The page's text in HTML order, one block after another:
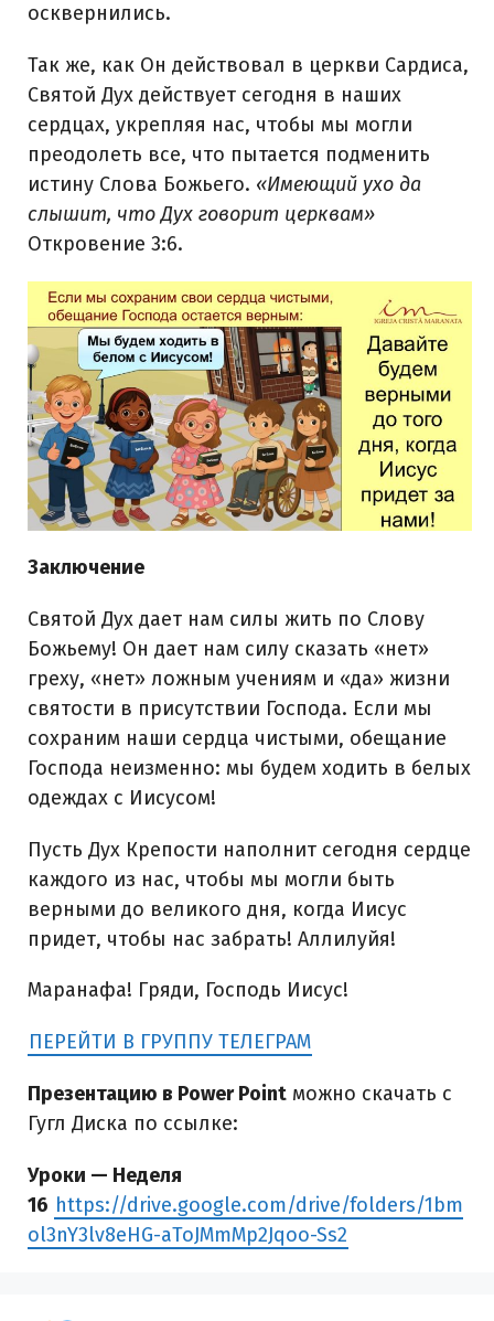
осквернились.
Так же, как Он действовал в церкви Сардиса,
Святой Дух действует сегодня в наших
сердцах, укрепляя нас, чтобы мы могли
преодолеть все, что пытается подменить
истину Слова Божьего. «Имеющий ухо да
слышит, что Дух говорит церквам»
Откровение 3:6.
Заключение
Святой Дух дает нам силы жить по Слову
Божьему! Он дает нам силу сказать «нет»
греху, «нет» ложным учениям и «да» жизни
святости в присутствии Господа. Если мы
сохраним наши сердца чистыми, обещание
Господа неизменно: мы будем ходить в белых
одеждах с Иисусом!
Пусть Дух Крепости наполнит сегодня сердце
каждого из нас, чтобы мы могли быть
верными до великого дня, когда Иисус
придет, чтобы нас забрать! Аллилуйя!
Маранафа! Гряди, Господь Иисус!
ПЕРЕЙТИ В ГРУППУ ТЕЛЕГРАМ
Презентацию в Power Point можно скачать с
Гугл Диска по ссылке:
Уроки — Неделя
16 https://drive.google.com/drive/folders/1bm
ol3nY3lv8eHG-aToJMmMp2Jqoo-Ss2